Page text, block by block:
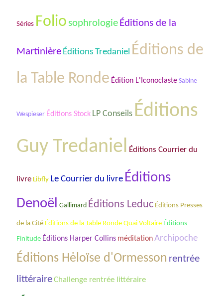
Séries Folio sophrologie Éditions de la
Martinière Éditions Tredaniel Éditions de
la Table Ronde Édition L'Iconoclaste Sabine
Wespieser Éditions Stock LP Conseils Éditions
Guy Tredaniel Éditions Courrier du
livre Libfly Le Courrier du livre Éditions
Denoël
Gallimard Éditions Leduc Éditions Presses
de la Cité Éditions de la Table Ronde Quai Voltaire Éditions
Finitude Éditions Harper Collins méditation Archipoche
Éditions Hėloïse d'Ormesson rentrée
littéraireChallenge rentrée littéraire